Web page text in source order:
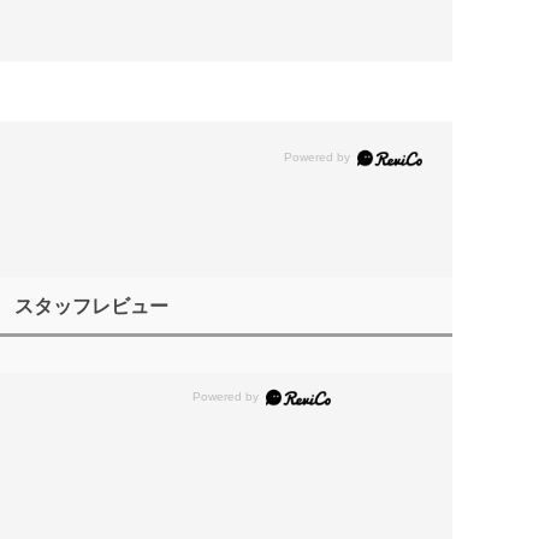
スタッフレビュー